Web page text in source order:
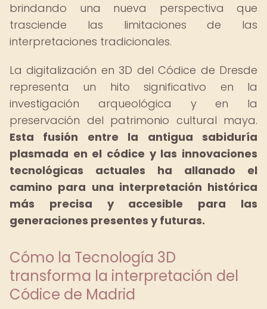
brindando una nueva perspectiva que
trasciende las limitaciones de las
interpretaciones tradicionales.
La digitalización en 3D del Códice de Dresde
representa un hito significativo en la
investigación arqueológica y en la
preservación del patrimonio cultural maya.
Esta fusión entre la antigua sabiduría
plasmada en el códice y las innovaciones
tecnológicas actuales ha allanado el
camino para una interpretación histórica
más precisa y accesible para las
generaciones presentes y futuras.
Cómo la Tecnología 3D
transforma la interpretación del
Códice de Madrid